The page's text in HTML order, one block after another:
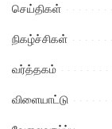
செய்திகள்
நிகழ்ச்சிகள்
வர்த்தகம்
விளையாட்டு